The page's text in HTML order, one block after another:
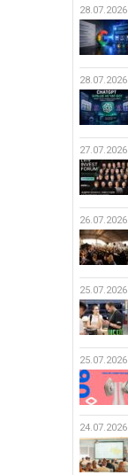
28.07.2026
28.07.2026
27.07.2026
26.07.2026
25.07.2026
25.07.2026
24.07.2026